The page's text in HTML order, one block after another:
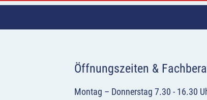
Öffnungszeiten &
Montag – Donnerstag 7.30 - 16.30